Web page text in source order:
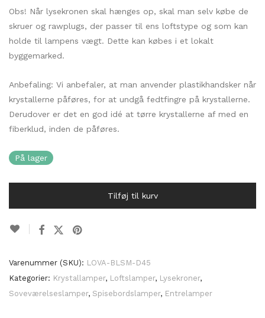
Obs! Når lysekronen skal hænges op, skal man selv købe de
skruer og rawplugs, der passer til ens loftstype og som kan
holde til lampens vægt. Dette kan købes i et lokalt
byggemarked.
Anbefaling: Vi anbefaler, at man anvender plastikhandsker når
krystallerne påføres, for at undgå fedtfingre på krystallerne.
Derudover er det en god idé at tørre krystallerne af med en
fiberklud, inden de påføres.
På lager
Tilføj til kurv
Varenummer (SKU): LOVA-BLSM-D45
Kategorier: Krystallamper, Loftslamper, Lysekroner,
Soveværelseslamper, Spisebordslamper, Entrelamper